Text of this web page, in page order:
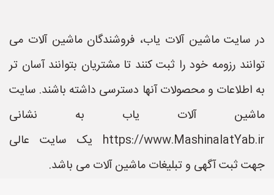
در سایت ماشین آلات یاب، فروشندگان ماشین آلات می
توانند رزومه خود را ثبت کنند تا مشتریان بتوانند آسان تر
به اطلاعات و محصولات آنها دسترسی داشته باشند. سایت
ماشین آلات یاب به نشانی
https://www.MashinalatYab.ir یک سایت عالی
جهت ثبت آگهی و تبلیغات ماشین آلات می باشد.